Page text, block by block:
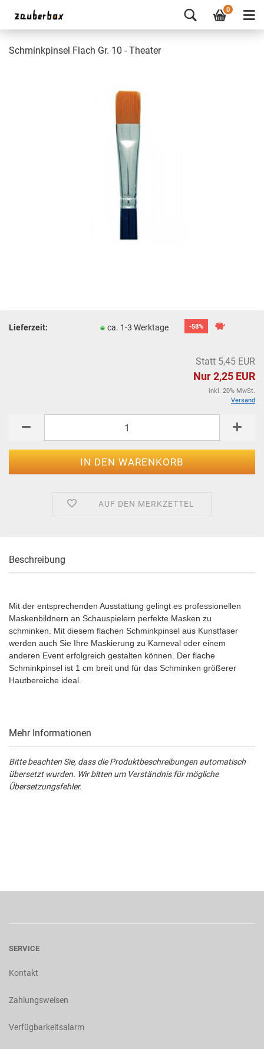
0
Schminkpinsel Flach Gr. 10 - Theater
-58%
Lieferzeit: ca. 1-3 Werktage
Statt 5,45 EUR
Nur 2,25 EUR
inkl. 20% MwSt.
Versand
AUF DEN MERKZETTEL
Beschreibung
Mit der entsprechenden Ausstattung gelingt es professionellen
Maskenbildnern an Schauspielern perfekte Masken zu
schminken. Mit diesem flachen Schminkpinsel aus Kunstfaser
werden auch Sie Ihre Maskierung zu Karneval oder einem
anderen Event erfolgreich gestalten können. Der flache
Schminkpinsel ist 1 cm breit und für das Schminken größerer
Hautbereiche ideal.
Mehr Informationen
Bitte beachten Sie, dass die Produktbeschreibungen automatisch
übersetzt wurden. Wir bitten um Verständnis für mögliche
Übersetzungsfehler.
SERVICE
Kontakt
Zahlungsweisen
Verfügbarkeitsalarm